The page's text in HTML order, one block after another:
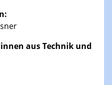
aus Technik und